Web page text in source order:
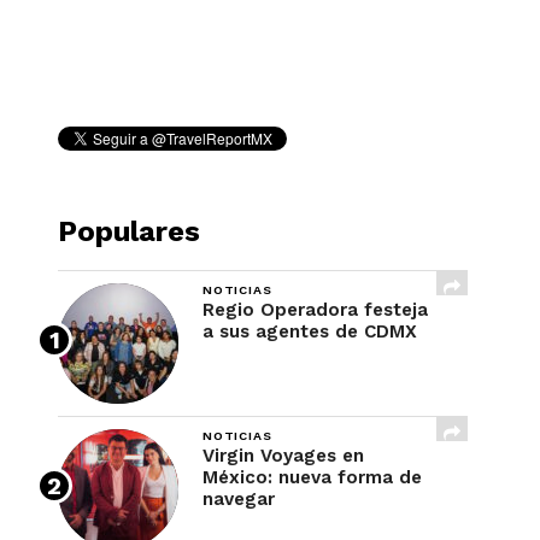
Populares
NOTICIAS
Regio Operadora festeja
a sus agentes de CDMX
NOTICIAS
Virgin Voyages en
México: nueva forma de
navegar